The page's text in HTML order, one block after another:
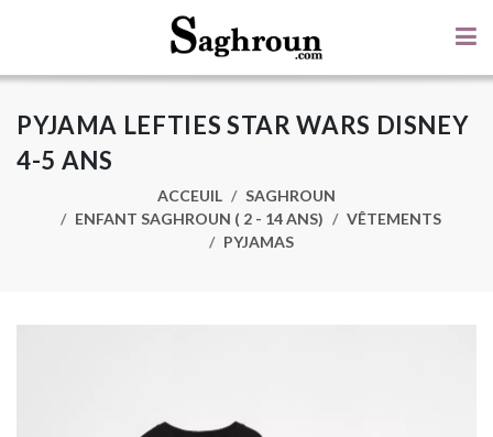
PYJAMA LEFTIES STAR WARS DISNEY
4-5 ANS
ACCEUIL
SAGHROUN
ENFANT SAGHROUN ( 2 - 14 ANS)
VÊTEMENTS
PYJAMAS